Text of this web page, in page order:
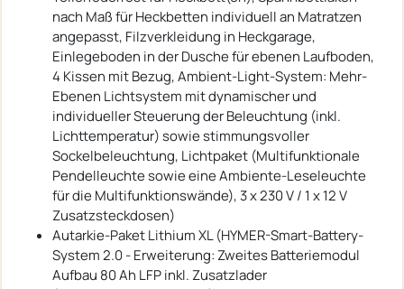
nach Maß für Heckbetten individuell an Matratzen
angepasst, Filzverkleidung in Heckgarage,
Einlegeboden in der Dusche für ebenen Laufboden,
4 Kissen mit Bezug, Ambient-Light-System: Mehr-
Ebenen Lichtsystem mit dynamischer und
individueller Steuerung der Beleuchtung (inkl.
Lichttemperatur) sowie stimmungsvoller
Sockelbeleuchtung, Lichtpaket (Multifunktionale
Pendelleuchte sowie eine Ambiente-Leseleuchte
für die Multifunktionswände), 3 x 230 V / 1 x 12 V
Zusatzsteckdosen)
Autarkie-Paket Lithium XL (HYMER-Smart-Battery-
System 2.0 - Erweiterung: Zweites Batteriemodul
Aufbau 80 Ah LFP inkl. Zusatzlader